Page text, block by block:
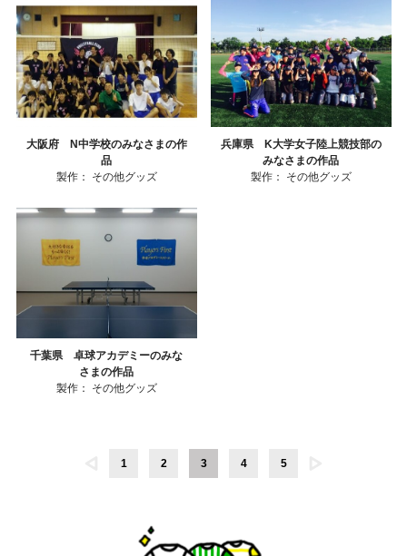
大阪府 N中学校のみなさまの作
品
製作：
その他グッズ
兵庫県 K大学女子陸上競技部の
みなさまの作品
製作：
その他グッズ
千葉県 卓球アカデミーのみな
さまの作品
製作：
その他グッズ
1 2 3 4 5